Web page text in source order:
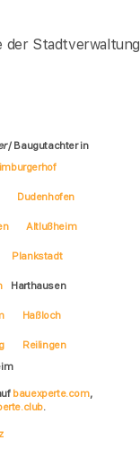
der Stadtverwaltung
/ Baugutachter in
Dudenhofen
Altlußheim
Plankstadt
Harthausen
Haßloch
Reilingen
bauexperte.com,
.